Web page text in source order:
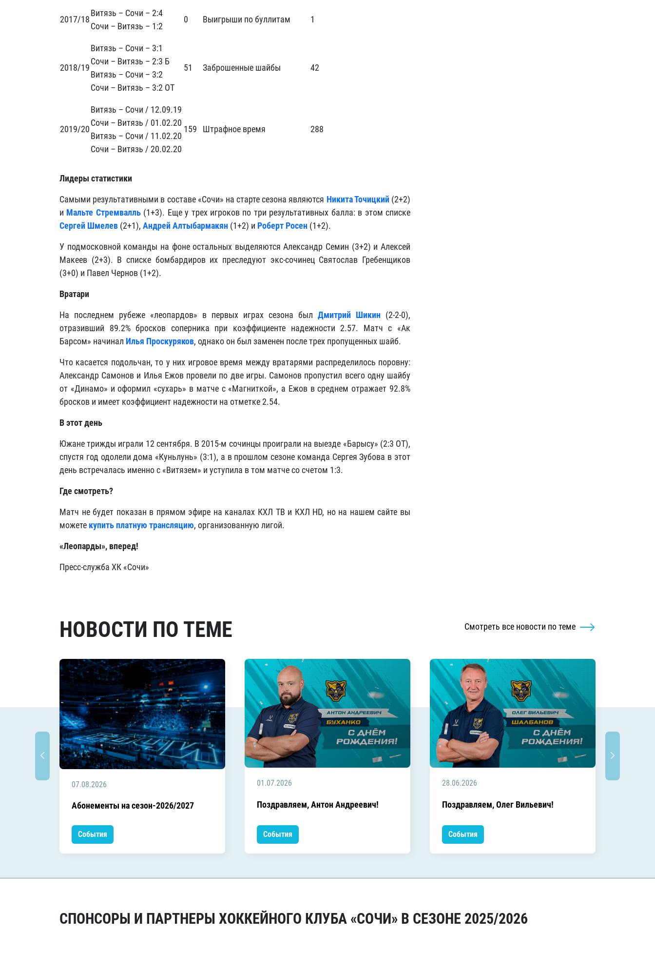
2017/18
Витязь – Сочи – 2:4
Сочи – Витязь – 1:2
0 Выигрыши по буллитам 1
2018/19
Витязь – Сочи – 3:1
Сочи – Витязь – 2:3 Б
Витязь – Сочи – 3:2
Сочи – Витязь – 3:2 ОТ
51 Заброшенные шайбы 42
2019/20
Витязь – Сочи / 12.09.19
Сочи – Витязь / 01.02.20
Витязь – Сочи / 11.02.20
Сочи – Витязь / 20.02.20
159 Штрафное время 288
Лидеры статистики
Самыми результативными в составе «Сочи» на старте сезона являются Никита Точицкий (2+2)
и Мальте Стремвалль(1+3). Еще у трех игроков по три результативных балла: в этом списке
Сергей Шмелев (2+1), Андрей Алтыбармакян (1+2) и Роберт Росен (1+2).
У подмосковной команды на фоне остальных выделяются Александр Семин (3+2) и Алексей
Макеев (2+3). В списке бомбардиров их преследуют экс-сочинец Святослав Гребенщиков
(3+0) и Павел Чернов (1+2).
Вратари
На последнем рубеже «леопардов» в первых играх сезона был Дмитрий Шикин (2-2-0),
отразивший 89.2% бросков соперника при коэффициенте надежности 2.57. Матч с «Ак
Барсом» начинал Илья Проскуряков, однако он был заменен после трех пропущенных шайб.
Что касается подольчан, то у них игровое время между вратарями распределилось поровну:
Александр Самонов и Илья Ежов провели по две игры. Самонов пропустил всего одну шайбу
от «Динамо» и оформил «сухарь» в матче с «Магниткой», а Ежов в среднем отражает 92.8%
бросков и имеет коэффициент надежности на отметке 2.54.
В этот день
Южане трижды играли 12 сентября. В 2015-м сочинцы проиграли на выезде «Барысу» (2:3 ОТ),
спустя год одолели дома «Куньлунь» (3:1), а в прошлом сезоне команда Сергея Зубова в этот
день встречалась именно с «Витязем» и уступила в том матче со счетом 1:3.
Где смотреть?
Матч не будет показан в прямом эфире на каналах КХЛ ТВ и КХЛ HD, но на нашем сайте вы
можете купить платную трансляцию, организованную лигой.
«Леопарды», вперед!
Пресс-служба ХК «Сочи»
НОВОСТИ ПО ТЕМЕ Смотреть все новости по теме
07.08.2026
Абонементы на сезон-2026/2027
События
01.07.2026
Поздравляем, Антон Андреевич!
События
28.06.2026
Поздравляем, Олег Вильевич!
События
СПОНСОРЫ И ПАРТНЕРЫ ХОККЕЙНОГО КЛУБА «СОЧИ» В СЕЗОНЕ 2025/2026